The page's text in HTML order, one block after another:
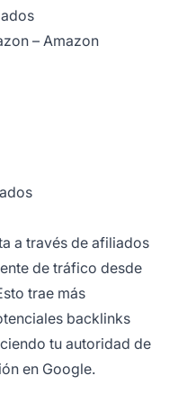
– Amazon
a través de afiliados
de tráfico desde
trae más
backlinks
tu autoridad de
en Google.